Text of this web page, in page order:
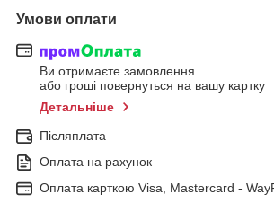
Умови оплати
Ви отримаєте замовлення
або гроші повернуться на вашу картку
Детальніше
Післяплата
Оплата на рахунок
Оплата карткою Visa, Mastercard -